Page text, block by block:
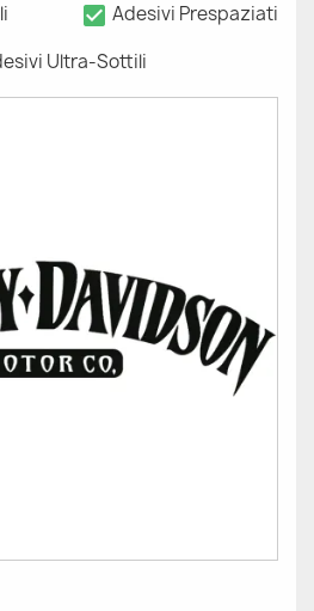
check_box Adesivi Prespaziati
Ultra-Sottili